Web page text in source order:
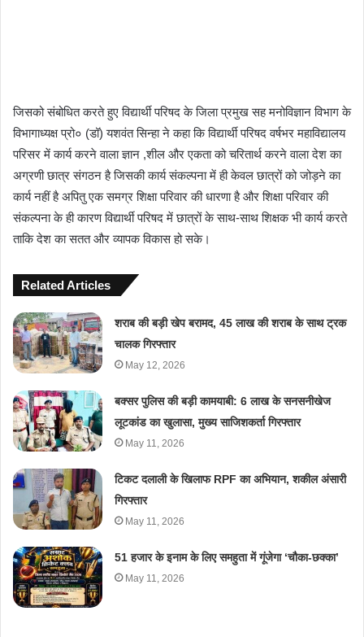
जिसको संबोधित करते हुए विद्यार्थी परिषद के जिला प्रमुख सह मनोविज्ञान विभाग के
विभागाध्यक्ष प्रो० (डॉ) यशवंत सिन्हा ने कहा कि विद्यार्थी परिषद वर्षभर महाविद्यालय
परिसर में कार्य करने वाला ज्ञान ,शील और एकता को चरितार्थ करने वाला देश का
अग्रणी छात्र संगठन है जिसकी कार्य संकल्पना में ही केवल छात्रों को जोड़ने का
कार्य नहीं है अपितु एक समग्र शिक्षा परिवार की धारणा है और शिक्षा परिवार की
संकल्पना के ही कारण विद्यार्थी परिषद में छात्रों के साथ-साथ शिक्षक भी कार्य करते
ताकि देश का सतत और व्यापक विकास हो सके।
Related Articles
शराब की बड़ी खेप बरामद, 45 लाख की शराब के साथ ट्रक
चालक गिरफ्तार
May 12, 2026
बक्सर पुलिस की बड़ी कामयाबी: 6 लाख के सनसनीखेज
लूटकांड का खुलासा, मुख्य साजिशकर्ता गिरफ्तार
May 11, 2026
टिकट दलाली के खिलाफ RPF का अभियान, शकील अंसारी
गिरफ्तार
May 11, 2026
51 हजार के इनाम के लिए समहुता में गूंजेगा ‘चौका-छक्का’
May 11, 2026